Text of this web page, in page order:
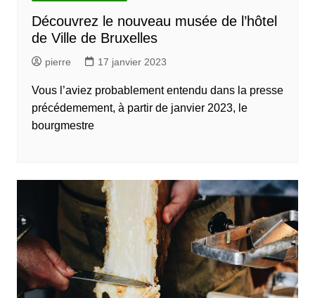
Découvrez le nouveau musée de l’hôtel
de Ville de Bruxelles
pierre 17 janvier 2023
Vous l’aviez probablement entendu dans la presse
précédemement, à partir de janvier 2023, le
bourgmestre